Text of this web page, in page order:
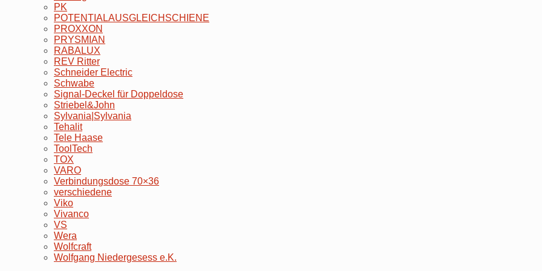
PK
POTENTIALAUSGLEICHSCHIENE
PROXXON
PRYSMIAN
RABALUX
REV Ritter
Schneider Electric
Schwabe
Signal-Deckel für Doppeldose
Striebel&John
Sylvania|Sylvania
Tehalit
Tele Haase
ToolTech
TOX
VARO
Verbindungsdose 70×36
verschiedene
Viko
Vivanco
VS
Wera
Wolfcraft
Wolfgang Niedergesess e.K.